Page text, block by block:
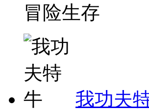
冒险生存
我功夫